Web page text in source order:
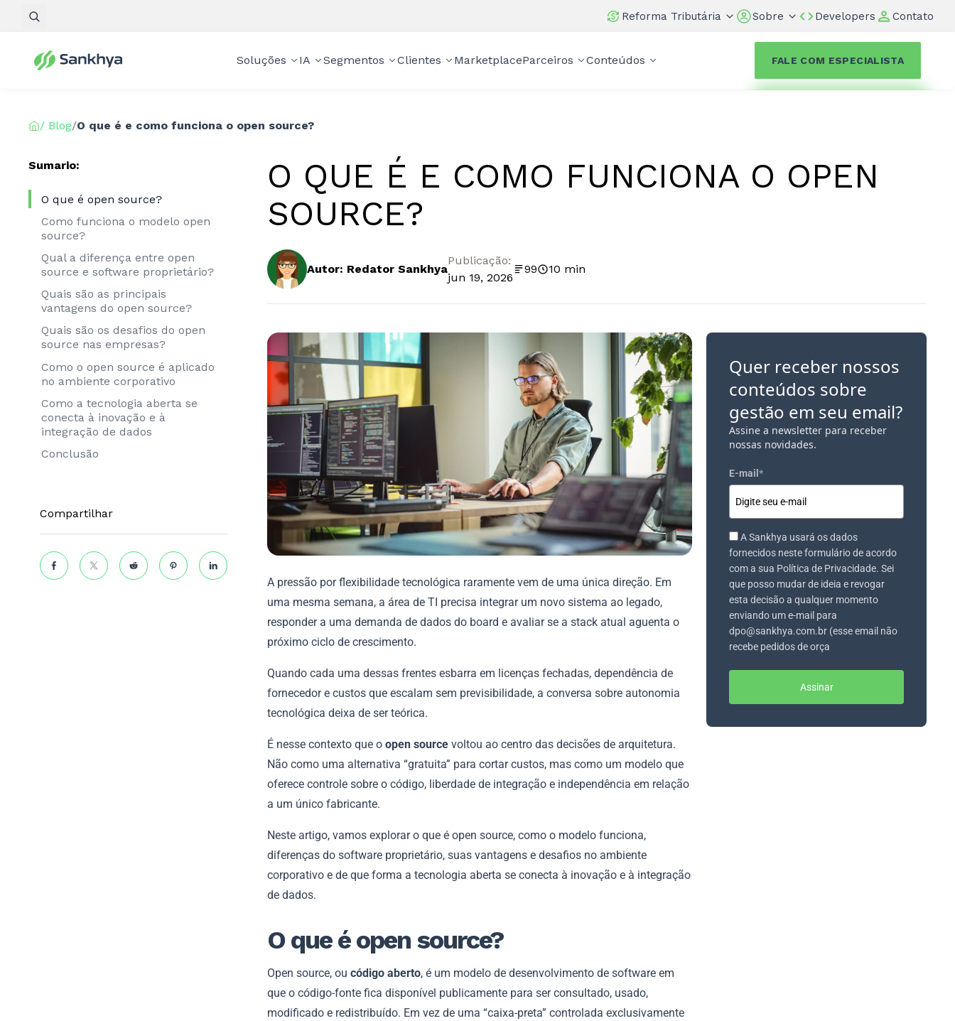
Reforma Tributária Sobre Developers Contato
Soluções IA Segmentos Clientes MarketplaceParceiros Conteúdos FALE COM ESPECIALISTA
/ Blog/O que é e como funciona o open source?
Sumario:
O que é open source?
Como funciona o modelo open
source?
Qual a diferença entre open
source e software proprietário?
Quais são as principais
vantagens do open source?
Quais são os desafios do open
source nas empresas?
Como o open source é aplicado
no ambiente corporativo
Como a tecnologia aberta se
conecta à inovação e à
integração de dados
Conclusão
Compartilhar
O QUE É E COMO FUNCIONA O OPEN
SOURCE?
Autor: Redator Sankhya
Publicação:
jun 19, 2026
99 10 min
A pressão por flexibilidade tecnológica raramente vem de uma única direção. Em
uma mesma semana, a área de TI precisa integrar um novo sistema ao legado,
responder a uma demanda de dados do board e avaliar se a stack atual aguenta o
próximo ciclo de crescimento.
Quando cada uma dessas frentes esbarra em licenças fechadas, dependência de
fornecedor e custos que escalam sem previsibilidade, a conversa sobre autonomia
tecnológica deixa de ser teórica.
É nesse contexto que o open source voltou ao centro das decisões de arquitetura.
Não como uma alternativa “gratuita” para cortar custos, mas como um modelo que
oferece controle sobre o código, liberdade de integração e independência em relação
a um único fabricante.
Neste artigo, vamos explorar o que é open source, como o modelo funciona,
diferenças do software proprietário, suas vantagens e desafios no ambiente
corporativo e de que forma a tecnologia aberta se conecta à inovação e à integração
de dados.
O que é open source?
Open source, ou código aberto, é um modelo de desenvolvimento de software em
que o código-fonte fica disponível publicamente para ser consultado, usado,
modificado e redistribuído. Em vez de uma “caixa-preta” controlada exclusivamente
Quer receber nossos
conteúdos sobre
gestão em seu email?
Assine a newsletter para receber
nossas novidades.
E-mail *
A Sankhya usará os dados
fornecidos neste formulário de acordo
com a sua Política de Privacidade. Sei
que posso mudar de ideia e revogar
esta decisão a qualquer momento
enviando um e-mail para
dpo@sankhya.com.br (esse email não
recebe pedidos de orça
Assinar